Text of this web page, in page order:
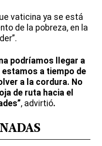
vaticina ya se está
de la pobreza, en la
podríamos llegar a
a tiempo de
a la cordura. No
de ruta hacia el
, advirtió.